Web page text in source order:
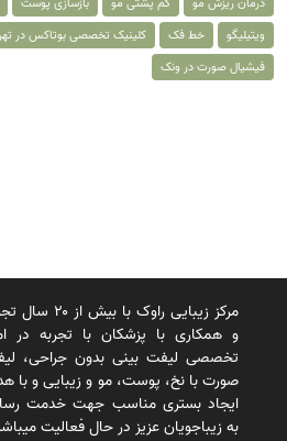
ویتیلیگو
خط فک کلینیک تخصصی بوتاکس در
فیشیال صورت در ونک
مرکز زیبایی راوک با بیش
و همکاری با پزشکان با تجربه در
تخصصی لیفت بینی بدون جراحی،
صورت با نخ، پوست، مو و زیبایی و با
ایجاد بستری مناسب جهت خدمت
به زیباجویان عزیز در حال فعالیت